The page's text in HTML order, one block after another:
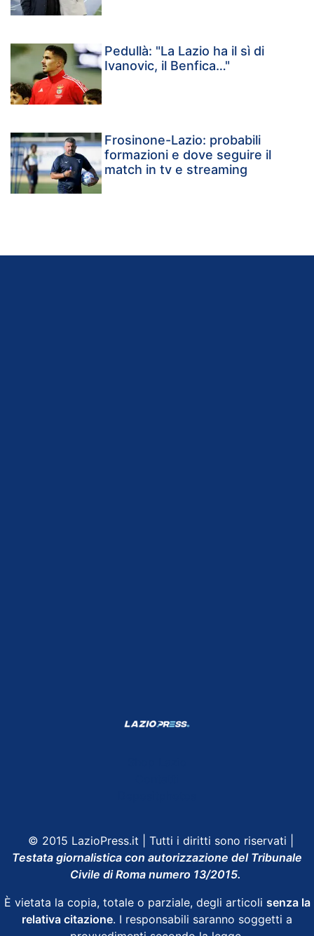
Pedullà: "La Lazio ha il sì di
Ivanovic, il Benfica…"
Frosinone-Lazio: probabili
formazioni e dove seguire il
match in tv e streaming
© 2015 LazioPress.it | Tutti i diritti sono riservati |
Testata giornalistica con autorizzazione del Tribunale
Civile di Roma numero 13/2015.
È vietata la copia, totale o parziale, degli articoli senza la
relativa citazione. I responsabili saranno soggetti a